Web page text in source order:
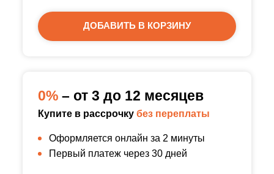
ДОБАВИТЬ В КОРЗИНУ
0% – от 3 до 12 месяцев
Купите в рассрочку без переплаты
Оформляется онлайн за 2 минуты
Первый платеж через 30 дней